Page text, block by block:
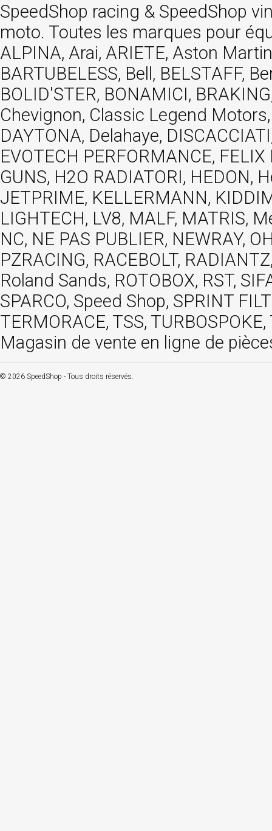
SpeedShop racing & SpeedShop
moto. Toutes les marques pour
ALPINA, Arai, ARIETE, Aston
BARTUBELESS, Bell, BELSTAFF,
BOLID'STER, BONAMICI,
Chevignon, Classic Legend
DAYTONA, Delahaye,
EVOTECH PERFORMANCE,
GUNS, H2O RADIATORI, HEDON,
JETPRIME, KELLERMANN,
LIGHTECH, LV8, MALF, MATRIS,
NC, NE PAS PUBLIER, NEWRAY,
PZRACING, RACEBOLT,
Roland Sands, ROTOBOX, RST,
SPARCO, Speed Shop, SPRINT
TERMORACE, TSS,
Magasin de vente en ligne de
© 2026 SpeedShop - Tous droits réservés.